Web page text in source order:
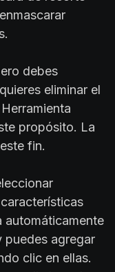
debes
eliminar el
propósito. La
fin.
automáticamente
puedes agregar
clic en ellas.